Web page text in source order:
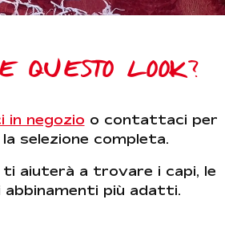
QUESTO LOOK?
in negozio o contattaci per
selezione completa.
aiuterà a trovare i capi, le
abbinamenti più adatti.